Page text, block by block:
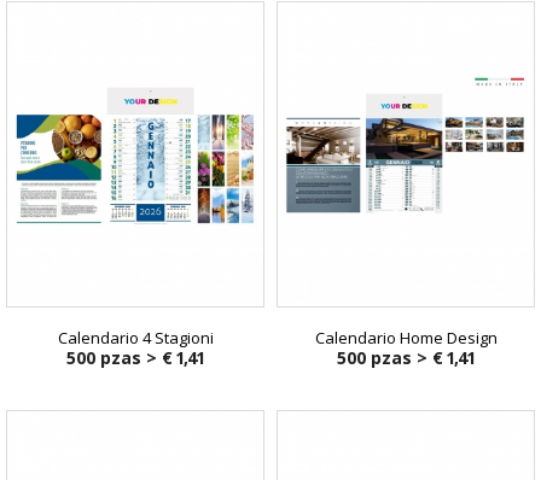
Calendario 4 Stagioni
500 pzas > € 1,41
Calendario Home Design
500 pzas > € 1,41